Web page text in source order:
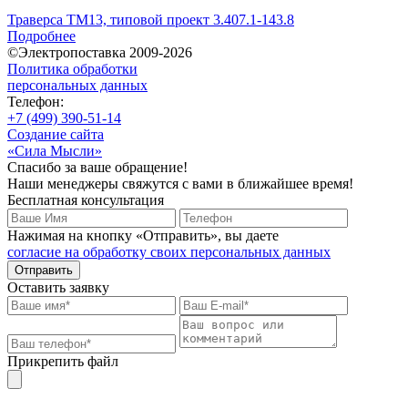
Траверса ТМ13, типовой проект 3.407.1-143.8
Подробнее
©Электропоставка 2009-2026
Политика обработки
персональных данных
Телефон:
+7 (499) 390-51-14
Создание сайта
«Сила Мысли»
Спасибо за ваше обращение!
Наши менеджеры свяжутся с вами в ближайшее время!
Бесплатная консультация
Нажимая на кнопку «Отправить», вы даете
согласие на обработку своих персональных данных
Отправить
Оставить заявку
Прикрепить файл